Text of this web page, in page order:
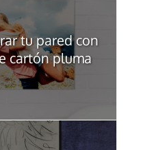
tu pared con
cartón pluma